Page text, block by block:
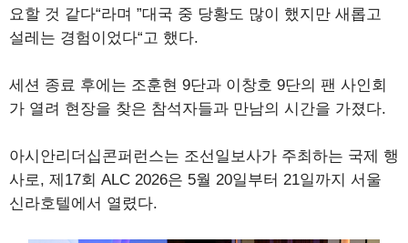
요할 것 같다“라며 ”대국 중 당황도 많이 했지만 새롭고
설레는 경험이었다“고 했다.
세션 종료 후에는 조훈현 9단과 이창호 9단의 팬 사인회
가 열려 현장을 찾은 참석자들과 만남의 시간을 가졌다.
아시안리더십콘퍼런스는 조선일보사가 주최하는 국제 행
사로, 제17회 ALC 2026은 5월 20일부터 21일까지 서울
신라호텔에서 열렸다.